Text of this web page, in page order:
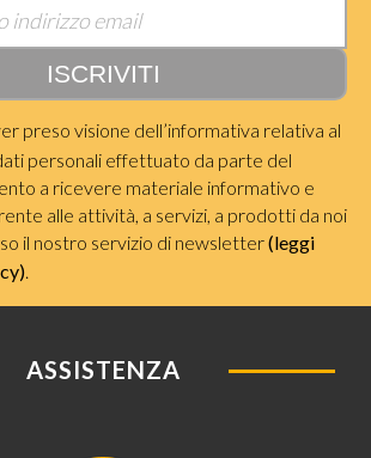
preso visione dell’informativa relativa al
personali effettuato da parte del
a ricevere materiale informativo e
alle attività, a servizi, a prodotti da noi
il nostro servizio di newsletter(leggi
ASSISTENZA